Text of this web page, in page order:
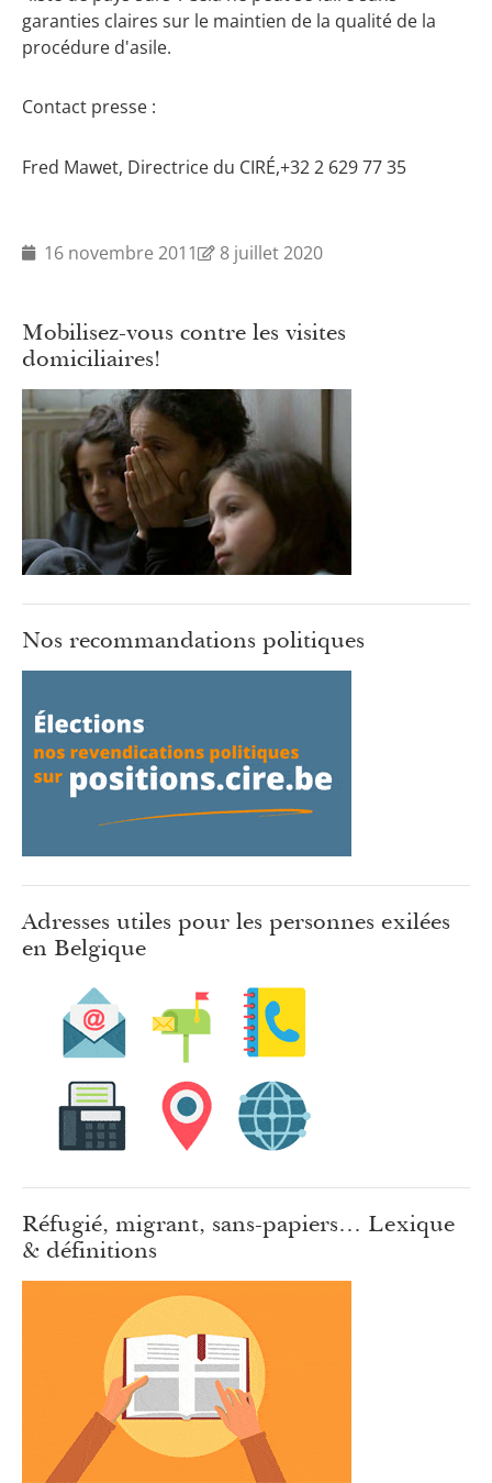
garanties claires sur le maintien de la qualité de la
procédure d'asile.
Contact presse :
Fred Mawet, Directrice du CIRÉ,+32 2 629 77 35
16 novembre 2011 8 juillet 2020
Mobilisez-vous contre les visites
domiciliaires!
Nos recommandations politiques
Adresses utiles pour les personnes exilées
en Belgique
Réfugié, migrant, sans-papiers… Lexique
& définitions